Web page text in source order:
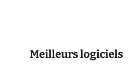
Meilleurs logiciels